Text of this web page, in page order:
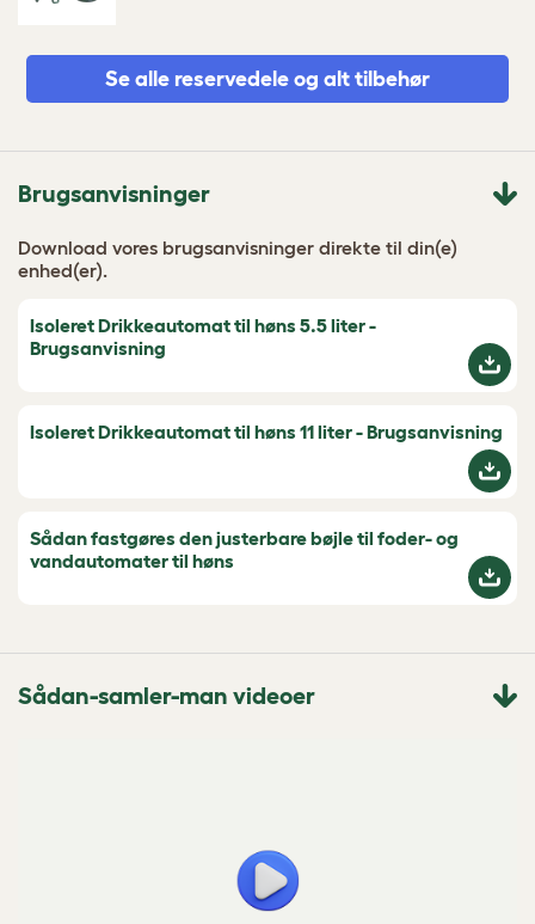
Se alle reservedele og alt tilbehør
Brugsanvisninger
Download vores brugsanvisninger direkte til din(e)
enhed(er).
Isoleret Drikkeautomat til høns 5.5 liter -
Brugsanvisning
Isoleret Drikkeautomat til høns 11 liter - Brugsanvisning
Sådan fastgøres den justerbare bøjle til foder- og
vandautomater til høns
Sådan-samler-man videoer